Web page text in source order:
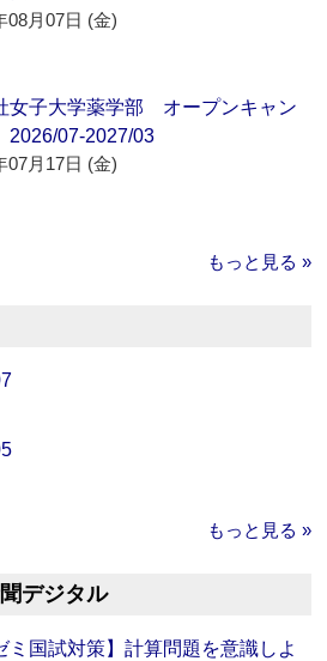
08月07日 (金)
女子大学薬学部 オープンキャン
07-2027/03
07月17日 (金)
もっと見る »
もっと見る »
デジタル
ミ国試対策】計算問題を意識しよ